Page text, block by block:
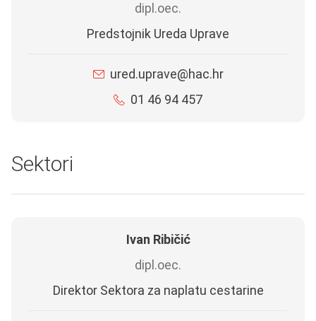
dipl.oec.
Predstojnik Ureda Uprave
ured.uprave@hac.hr
01 46 94 457
Sektori
Ivan Ribičić
dipl.oec.
Direktor Sektora za naplatu cestarine